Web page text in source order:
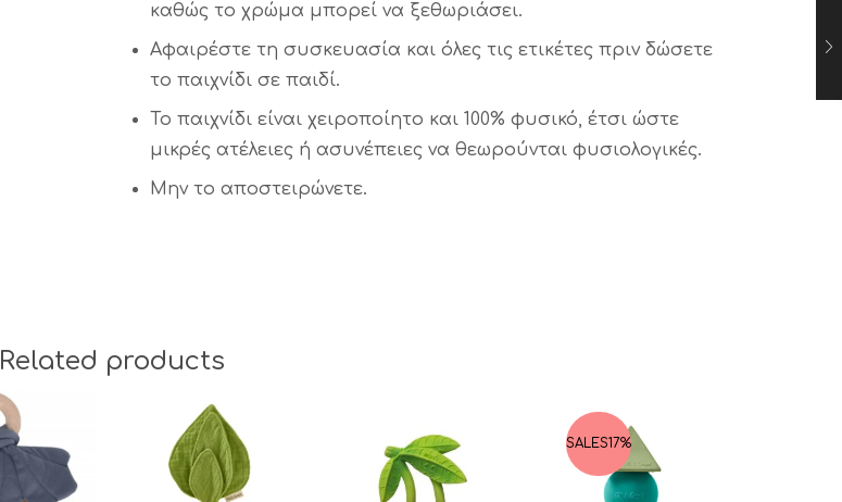
καθώς το χρώμα μπορεί να ξεθωριάσει.
Αφαιρέστε τη συσκευασία και όλες τις ετικέτες πριν δώσετε
το παιχνίδι σε παιδί.
Το παιχνίδι είναι χειροποίητο και 100% φυσικό, έτσι ώστε
μικρές ατέλειες ή ασυνέπειες να θεωρούνται φυσιολογικές.
Μην το αποστειρώνετε.
Related products
SALES17%